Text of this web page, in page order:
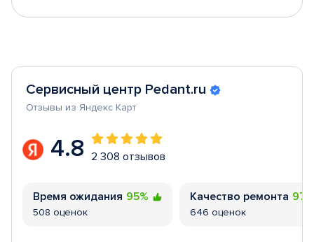
Сервисный центр Pedant.ru
Отзывы из Яндекс Карт
4.8 2 308 отзывов
Время ожидания 95%
508 оценок
Качество ремонта
646 оценок